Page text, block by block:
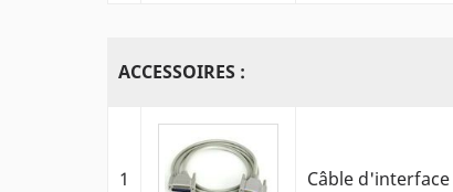
ACCESSOIRES :
1 Câble